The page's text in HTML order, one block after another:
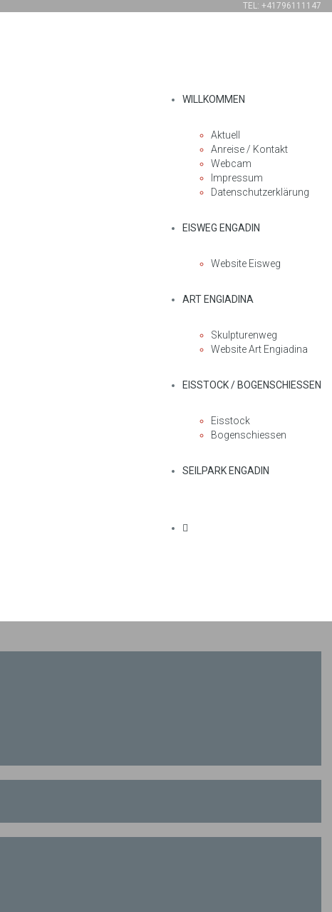
TEL: +41796111147
WILLKOMMEN
Aktuell
Anreise / Kontakt
Webcam
Impressum
Datenschutzerklärung
EISWEG ENGADIN
Website Eisweg
ART ENGIADINA
Skulpturenweg
Website Art Engiadina
EISSTOCK / BOGENSCHIESSEN
Eisstock
Bogenschiessen
SEILPARK ENGADIN